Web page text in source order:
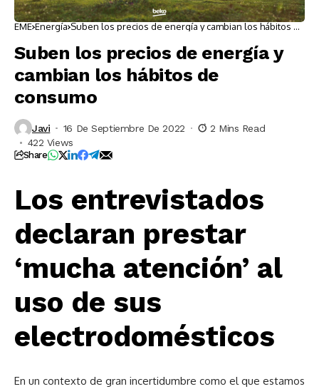
EME Energía Suben los precios de energía y cambian los hábitos de
Suben los precios de energía y
cambian los hábitos de
consumo
Javi 16 De Septiembre De 2022
2 Mins Read
422 Views
Share
Los entrevistados
declaran prestar
‘mucha atención’ al
uso de sus
electrodomésticos
En un contexto de gran incertidumbre como el que estamos